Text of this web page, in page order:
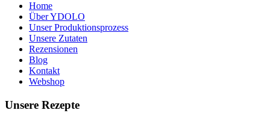
Home
Über YDOLO
Unser Produktionsprozess
Unsere Zutaten
Rezensionen
Blog
Kontakt
Webshop
Unsere Rezepte